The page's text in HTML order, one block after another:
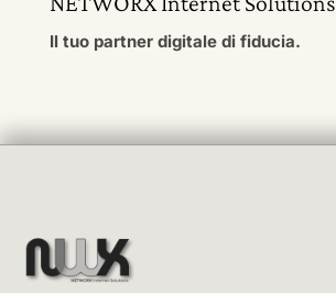
Il tuo partner digitale di fiducia.